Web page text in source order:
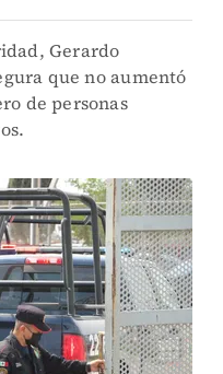
Gerardo
que no aumentó
de personas